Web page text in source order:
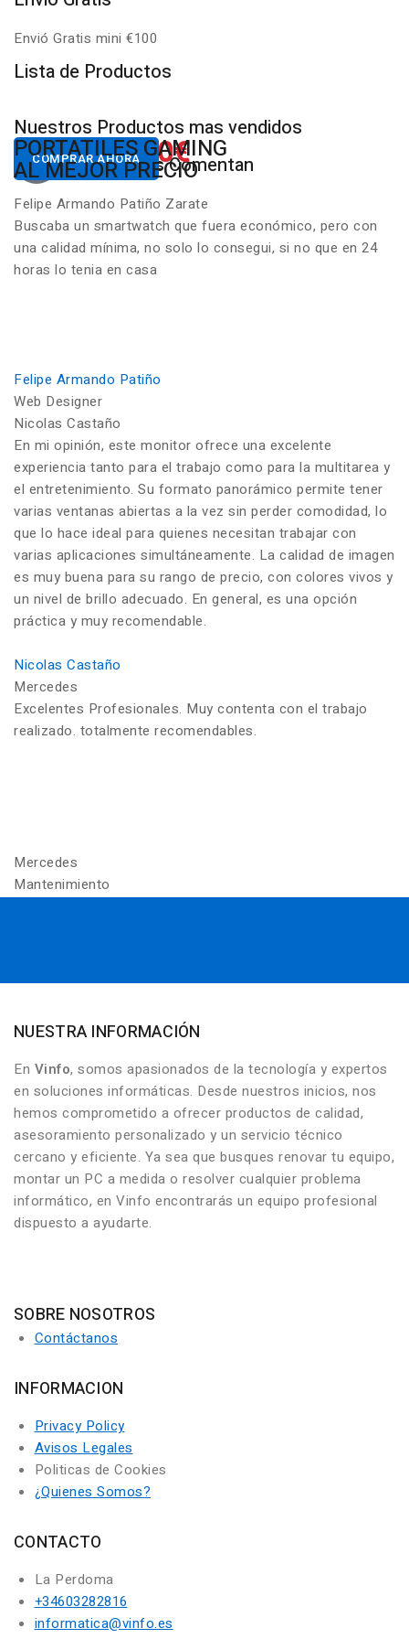
Envió Gratis mini €100
Lista de Productos
Nuestros Productos mas vendidos
Desde650.00€
COMPRAR AHORA
NUESTROS PC
GAMING RGB
Desde822.00€
COMPRAR AHORA
PORTATILES GAMING
AL MEJOR PRECIO
Nuestros Clientes Comentan
Felipe Armando Patiño Zarate
Buscaba un smartwatch que fuera económico, pero con
una calidad mínima, no solo lo consegui, si no que en 24
horas lo tenia en casa
Felipe Armando Patiño
Web Designer
Nicolas Castaño
En mi opinión, este monitor ofrece una excelente
experiencia tanto para el trabajo como para la multitarea y
el entretenimiento. Su formato panorámico permite tener
varias ventanas abiertas a la vez sin perder comodidad, lo
que lo hace ideal para quienes necesitan trabajar con
varias aplicaciones simultáneamente. La calidad de imagen
es muy buena para su rango de precio, con colores vivos y
un nivel de brillo adecuado. En general, es una opción
práctica y muy recomendable.
Nicolas Castaño
Mercedes
Excelentes Profesionales. Muy contenta con el trabajo
realizado. totalmente recomendables.
Mercedes
Mantenimiento
NUESTRA INFORMACIÓN
En Vinfo, somos apasionados de la tecnología y expertos
en soluciones informáticas. Desde nuestros inicios, nos
hemos comprometido a ofrecer productos de calidad,
asesoramiento personalizado y un servicio técnico
cercano y eficiente. Ya sea que busques renovar tu equipo,
montar un PC a medida o resolver cualquier problema
informático, en Vinfo encontrarás un equipo profesional
dispuesto a ayudarte.
SOBRE NOSOTROS
Contáctanos
INFORMACION
Privacy Policy
Avisos Legales
Politicas de Cookies
¿Quienes Somos?
CONTACTO
La Perdoma
+34603282816
informatica@vinfo.es